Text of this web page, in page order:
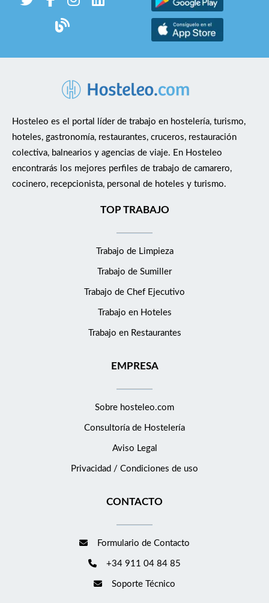
Hosteleo es el portal líder de trabajo en hostelería, turismo,
hoteles, gastronomía, restaurantes, cruceros, restauración
colectiva, balnearios y agencias de viaje. En Hosteleo
encontrarás los mejores perfiles de trabajo de camarero,
cocinero, recepcionista, personal de hoteles y turismo.
TOP TRABAJO
Trabajo de Limpieza
Trabajo de Sumiller
Trabajo de Chef Ejecutivo
Trabajo en Hoteles
Trabajo en Restaurantes
EMPRESA
Sobre hosteleo.com
Consultoría de Hostelería
Aviso Legal
Privacidad / Condiciones de uso
CONTACTO
Formulario de Contacto
+34 911 04 84 85
Soporte Técnico